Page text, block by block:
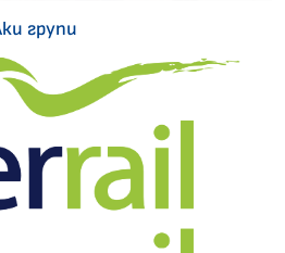
групи